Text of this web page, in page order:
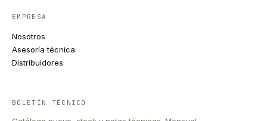
EMPRESA
Nosotros
Asesoría técnica
Distribuidores
BOLETÍN TÉCNICO